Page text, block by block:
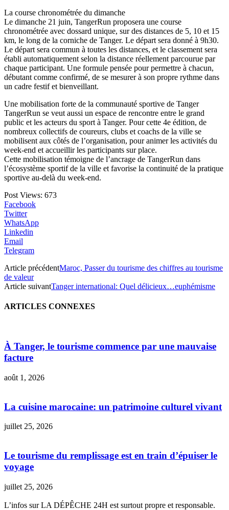
La course chronométrée du dimanche
Le dimanche 21 juin, TangerRun proposera une course
chronométrée avec dossard unique, sur des distances de 5, 10 et 15
km, le long de la corniche de Tanger. Le départ sera donné à 9h30.
Le départ sera commun à toutes les distances, et le classement sera
établi automatiquement selon la distance réellement parcourue par
chaque participant. Une formule pensée pour permettre à chacun,
débutant comme confirmé, de se mesurer à son propre rythme dans
un cadre festif et bienveillant.
Une mobilisation forte de la communauté sportive de Tanger
TangerRun se veut aussi un espace de rencontre entre le grand
public et les acteurs du sport à Tanger. Pour cette 4e édition, de
nombreux collectifs de coureurs, clubs et coachs de la ville se
mobilisent aux côtés de l’organisation, pour animer les activités du
week-end et accueillir les participants sur place.
Cette mobilisation témoigne de l’ancrage de TangerRun dans
l’écosystème sportif de la ville et favorise la continuité de la pratique
sportive au-delà du week-end.
Post Views: 673
Facebook
Twitter
WhatsApp
Linkedin
Email
Telegram
Article précédentMaroc, Passer du tourisme des chiffres au tourisme
de valeur
Article suivantTanger international: Quel délicieux…euphémisme
ARTICLES CONNEXES
À Tanger, le tourisme commence par une mauvaise
facture
août 1, 2026
La cuisine marocaine: un patrimoine culturel vivant
juillet 25, 2026
Le tourisme du remplissage est en train d’épuiser le
voyage
juillet 25, 2026
L’infos sur LA DÉPÊCHE 24H est surtout propre et responsable.